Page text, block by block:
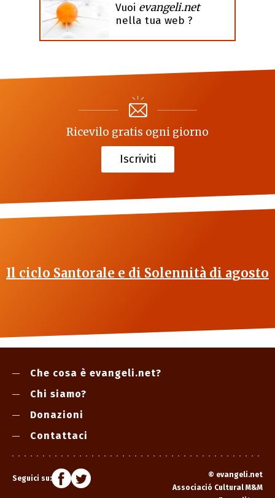
Vuoi evangeli.net
nella tua web ?
Ricevilo gratis ogni giorno
Iscriviti
Il ciclo Santorale e di Solennità di agosto
Che cosa è evangeli.net?
Chi siamo?
Donazioni
Contattaci
Seguici su: © evangeli.net
Associació Cultural M&M